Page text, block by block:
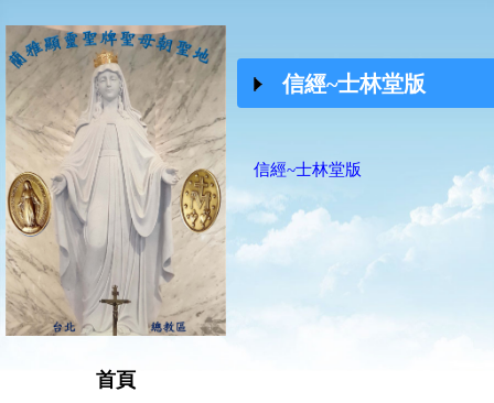
首頁
信經~士林堂版
信經~士林堂版